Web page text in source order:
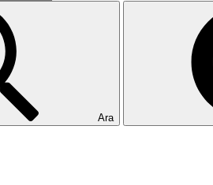
Ara